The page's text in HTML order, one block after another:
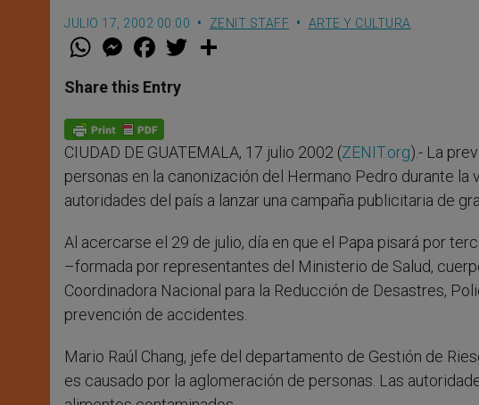
JULIO 17, 2002 00:00 ZENIT STAFF ARTE Y CULTURA
W
t
s
p
p
M
e
s
e
g
e
r
F
a
e
b
o
k
w
Share this Entry
CIUDAD DE GUATEMALA, 17 julio 2002 (ZENIT.org).- La
personas en la canonización del Hermano Pedro durante la
autoridades del país a lanzar una campaña publicitaria de
Al acercarse el 29 de julio, día en que el Papa pisará por
–formada por representantes del Ministerio de Salud,
Coordinadora Nacional para la Reducción de Desastres,
prevención de accidentes.
Mario Raúl Chang, jefe del departamento de Gestión de
es causado por la aglomeración de personas. Las